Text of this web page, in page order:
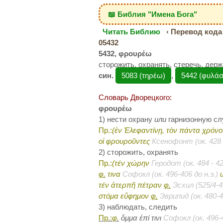
📖 Библия "Имена Бога"
Читать Библию
‹ Перевод кода
05432
5432, φρουρέω
сторожить, охранять, стеречь,
син.
5083 (τηρέω) , 5442
Словарь Дворецкого:
φρουρέω
1) нести охрану или гарнизонную
Пр.:(ἐν Ἐλεφαντίνῃ, τὸν πάντα
οἱ φρουροῦντες Ксенофонт (ок. 428
2) сторожить, охранять
Пр.:(τέν χώρην Геродот (ок. 484 -
φ. τινα Софокл (ок. 496-406 до н.э.)
τέν ἀτερπῆ πέτραν φ. Эсхил (525/4-
στόμα εὔφημον φ. Эврипид (ок. 480-
3) наблюдать, следить
Пр.:φ. ὄμμα ἐπί τινι Софокл (ок. 496-